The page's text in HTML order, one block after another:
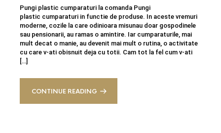
Pungi plastic cumparaturi la comanda Pungi
plastic cumparaturi in functie de produse. In aceste vremuri
moderne, cozile la care odinioara misunau doar gospodinele
sau pensionarii, au ramas o amintire. Iar cumparaturile, mai
mult decat o manie, au devenit mai mult o rutina, o activitate
cu care v-ati obisnuit deja cu totii. Cam tot la fel cum v-ati
[…]
CONTINUE READING